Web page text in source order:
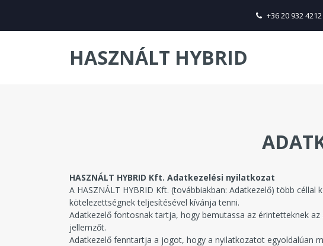
+36 20 932 4212
HASZNÁLT HYBRID
HASZNÁLT HYBRID Kft. Adatkezelési nyilatkozat
A HASZNÁLT HYBRID Kft. (továbbiakban: Adatkezelő) több
kötelezettségnek teljesítésével kívánja tenni.
Adatkezelő fontosnak tartja, hogy bemutassa az érintetteknek
jellemzőt.
Adatkezelő fenntartja a jogot, hogy a nyilatkozatot egyoldalúan